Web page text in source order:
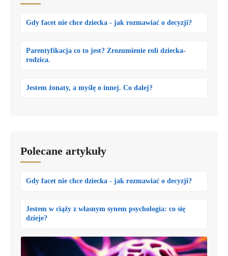
Gdy facet nie chce dziecka - jak rozmawiać o decyzji?
Parentyfikacja co to jest? Zrozumienie roli dziecka-
rodzica.
Jestem żonaty, a myślę o innej. Co dalej?
Polecane artykuły
Gdy facet nie chce dziecka - jak rozmawiać o decyzji?
Jestem w ciąży z własnym synem psychologia: co się
dzieje?